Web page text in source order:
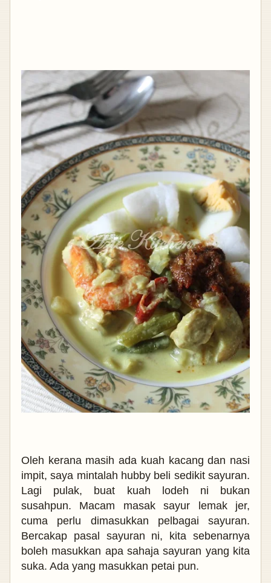
Oleh kerana masih ada kuah kacang dan nasi
impit, saya mintalah hubby beli sedikit sayuran.
Lagi pulak, buat kuah lodeh ni bukan
susahpun. Macam masak sayur lemak jer,
cuma perlu dimasukkan pelbagai sayuran.
Bercakap pasal sayuran ni, kita sebenarnya
boleh masukkan apa sahaja sayuran yang kita
suka. Ada yang masukkan petai pun.